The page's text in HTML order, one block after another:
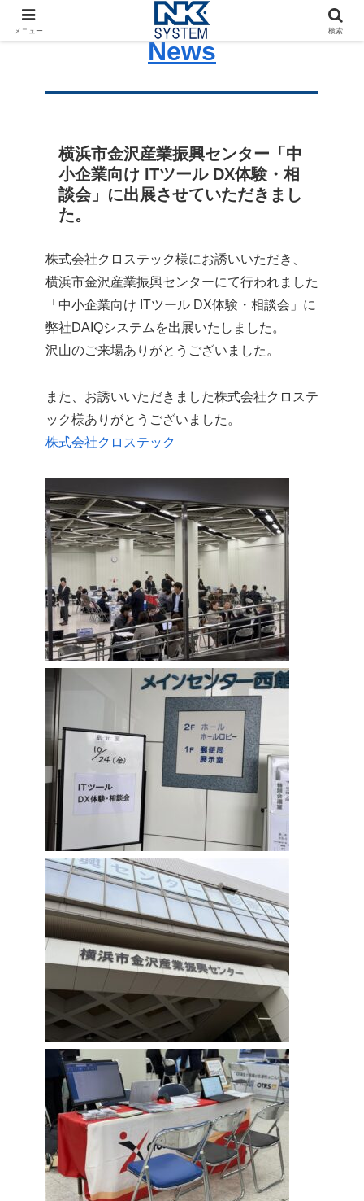
News
横浜市金沢産業振興センター「中
小企業向け ITツール DX体験・相
談会」に出展させていただきまし
た。
株式会社クロステック様にお誘いいただき、
横浜市金沢産業振興センターにて行われました
「中小企業向け ITツール DX体験・相談会」に
弊社DAIQシステムを出展いたしました。
沢山のご来場ありがとうございました。
また、お誘いいただきました株式会社クロステ
ック様ありがとうございました。
株式会社クロステック
メニュー 検索